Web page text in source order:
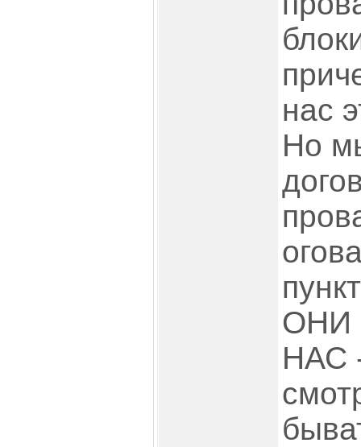
нас
Но
ОНИ
НАС